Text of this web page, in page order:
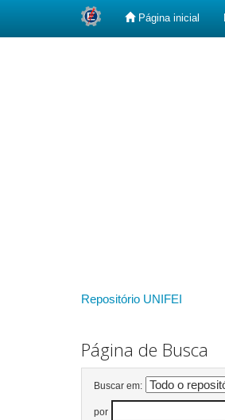
Página inicial
Repositório UNIFEI
Página de Busca
Buscar em:
por